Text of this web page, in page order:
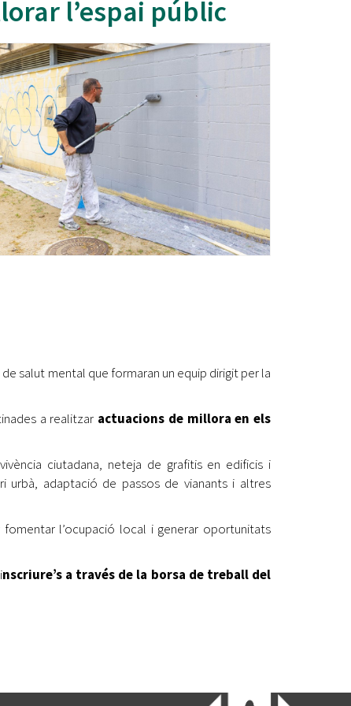
Ètica i Integritat
Retiment de Comptes
Accés a Informació Pública
Dades Obertes
Catàleg de Serveis i Tràmits
Entitats
Equipaments
Mercats Municipals
Webs Municipals
l’espai públic
salut mental que formaran un equip dirigit per la
a realitzar actuacions de millora en els
ciutadana, neteja de grafitis en edificis i
adaptació de passos de vianants i altres
l’ocupació local i generar oportunitats
nscriure’s a través de la borsa de treball del